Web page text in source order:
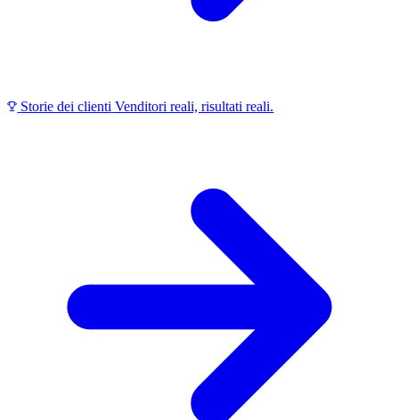
Storie dei clienti Venditori reali, risultati reali.